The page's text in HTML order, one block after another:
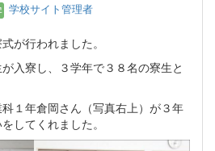
学校サイト管理者
が行われました。
入寮し、３学年で３８名の寮生と
１年倉岡さん（写真右上）が３年
してくれました。